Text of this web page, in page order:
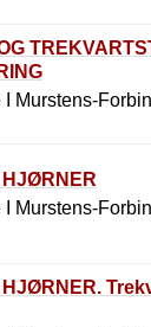
Murstens-
HJØRNER
Murstens-
HJØRNER.